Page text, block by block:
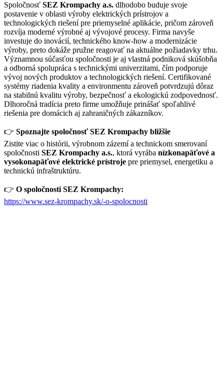
Spoločnosť SEZ Krompachy a.s. dlhodobo buduje svoje
postavenie v oblasti výroby elektrických prístrojov a
technologických riešení pre priemyselné aplikácie, pričom zároveň
rozvíja moderné výrobné aj vývojové procesy. Firma navyše
investuje do inovácií, technického know-how a modernizácie
výroby, preto dokáže pružne reagovať na aktuálne požiadavky trhu.
Významnou súčasťou spoločnosti je aj vlastná podniková skúšobňa
a odborná spolupráca s technickými univerzitami, čím podporuje
vývoj nových produktov a technologických riešení. Certifikované
systémy riadenia kvality a environmentu zároveň potvrdzujú dôraz
na stabilnú kvalitu výroby, bezpečnosť a ekologickú zodpovednosť.
Dlhoročná tradícia preto firme umožňuje prinášať spoľahlivé
riešenia pre domácich aj zahraničných zákazníkov.
👉 Spoznajte spoločnosť SEZ Krompachy bližšie
Zistite viac o histórii, výrobnom zázemí a technickom smerovaní
spoločnosti SEZ Krompachy a.s., ktorá vyrába nízkonapäťové a
vysokonapäťové elektrické prístroje pre priemysel, energetiku a
technickú infraštruktúru.
👉 O spoločnosti SEZ Krompachy:
https://www.sez-krompachy.sk/-o-spolocnosti